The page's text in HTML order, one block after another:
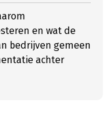
en wat de
bedrijven gemeen
achter